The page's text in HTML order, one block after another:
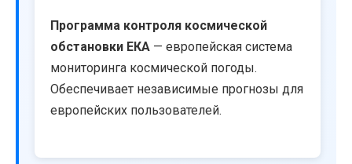
Программа контроля космической
обстановки ЕКА — европейская система
мониторинга космической погоды.
Обеспечивает независимые прогнозы для
европейских пользователей.